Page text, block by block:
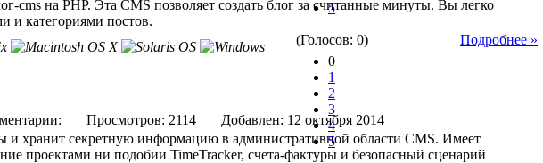
5
(Голосов: 0)
cms на PHP. Эта CMS позволяет создать блог за считанные минуты. Вы легко
и категориями постов.
0
1
2
3
4
5
Подробнее »
Просмотров: 2114
Добавлен: 12 октября 2014
и хранит секретную информацию в административной области CMS. Имеет
проектами ни подобии TimeTracker, счета-фактуры и безопасный сценарий